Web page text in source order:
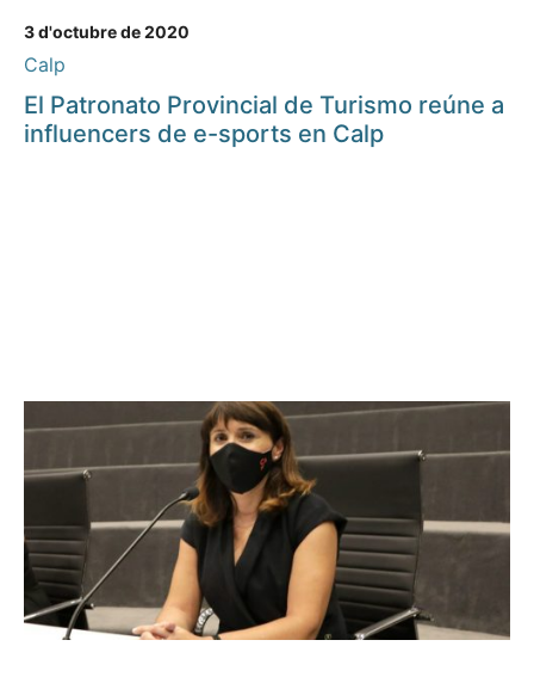
3 d'octubre de 2020
Calp
El Patronato Provincial de Turismo reúne a
influencers de e-sports en Calp